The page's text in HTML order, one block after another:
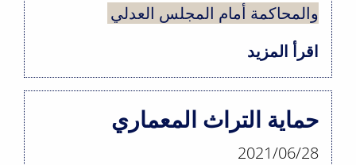
والمحاكمة أمام المجلس العدلي
اقرأ المزيد
تحريك
العامة
والتحقيق
حماية التراث المعماري
2021/06/28